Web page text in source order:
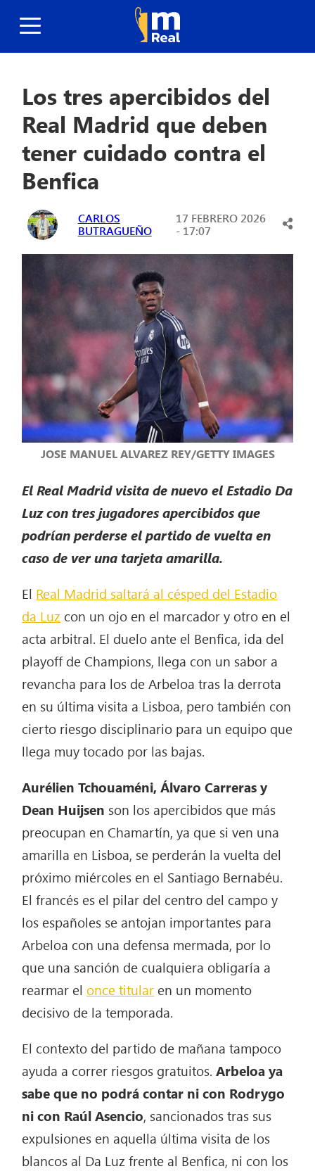
Los tres apercibidos del
Real Madrid que deben
tener cuidado contra el
Benfica
CARLOS
BUTRAGUEÑO
17 FEBRERO 2026
- 17:07
JOSE MANUEL ALVAREZ REY/GETTY IMAGES
El Real Madrid visita de nuevo el Estadio Da
Luz con tres jugadores apercibidos que
podrían perderse el partido de vuelta en
caso de ver una tarjeta amarilla.
El Real Madrid saltará al césped del Estadio
da Luz con un ojo en el marcador y otro en el
acta arbitral. El duelo ante el Benfica, ida del
playoff de Champions, llega con un sabor a
revancha para los de Arbeloa tras la derrota
en su última visita a Lisboa, pero también con
cierto riesgo disciplinario para un equipo que
llega muy tocado por las bajas.
Aurélien Tchouaméni, Álvaro Carreras y
Dean Huijsen son los apercibidos que más
preocupan en Chamartín, ya que si ven una
amarilla en Lisboa, se perderán la vuelta del
próximo miércoles en el Santiago Bernabéu.
El francés es el pilar del centro del campo y
los españoles se antojan importantes para
Arbeloa con una defensa mermada, por lo
que una sanción de cualquiera obligaría a
rearmar el once titular en un momento
decisivo de la temporada.
El contexto del partido de mañana tampoco
ayuda a correr riesgos gratuitos.Arbeloa ya
sabe que no podrá contar ni con Rodrygo
ni con Raúl Asencio, sancionados tras sus
expulsiones en aquella última visita de los
blancos al Da Luz frente al Benfica, ni con los